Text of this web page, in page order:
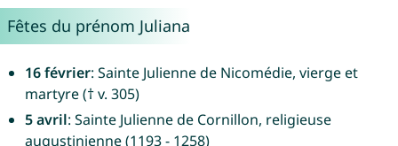
Fêtes du prénom Juliana
16 février: Sainte Julienne de Nicomédie, vierge et
martyre († v. 305)
5 avril: Sainte Julienne de Cornillon, religieuse
augustinienne (1193 - 1258)